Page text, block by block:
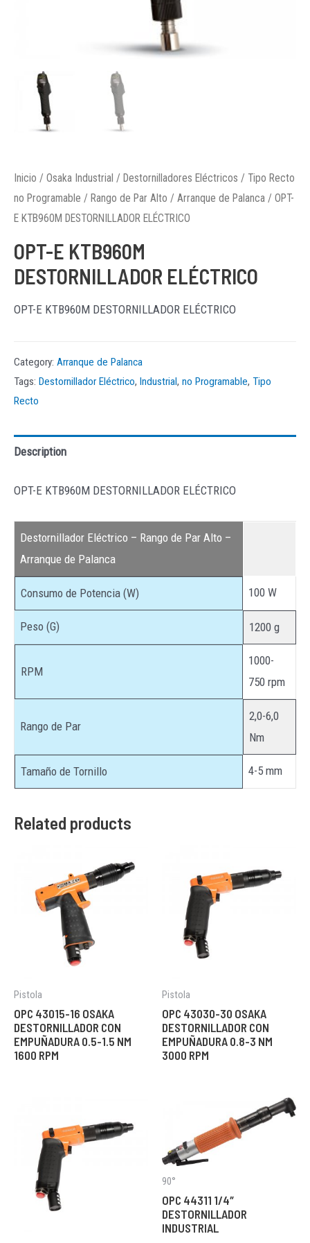
Inicio / Osaka Industrial / Destornilladores Eléctricos / Tipo Recto
no Programable / Rango de Par Alto / Arranque de Palanca / OPT-
E KTB960M DESTORNILLADOR ELÉCTRICO
OPT-E KTB960M
DESTORNILLADOR ELÉCTRICO
OPT-E KTB960M DESTORNILLADOR ELÉCTRICO
Category: Arranque de Palanca
Tags: Destornillador Eléctrico, Industrial, no Programable, Tipo
Recto
Description
OPT-E KTB960M DESTORNILLADOR ELÉCTRICO
Destornillador Eléctrico – Rango de Par Alto –
Arranque de Palanca
Consumo de Potencia (W) 100 W
Peso (G) 1200 g
RPM
1000-
750 rpm
Rango de Par
2,0-6,0
Nm
Tamaño de Tornillo 4-5 mm
Related products
Pistola
OPC 43015-16 OSAKA
DESTORNILLADOR CON
EMPUÑADURA 0.5-1.5 NM
1600 RPM
Pistola
OPC 43030-30 OSAKA
DESTORNILLADOR CON
EMPUÑADURA 0.8-3 NM
3000 RPM
90°
OPC 44311 1/4″
DESTORNILLADOR
INDUSTRIAL